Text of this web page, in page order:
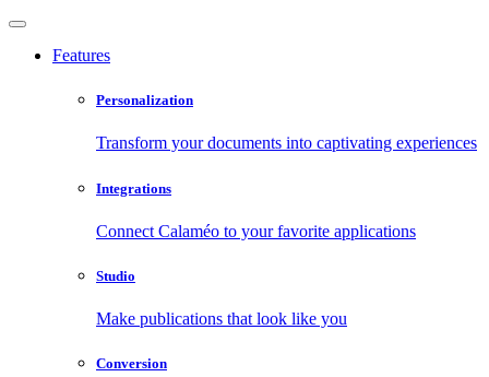
Features
Personalization
Transform your documents into captivating experiences
Integrations
Connect Calaméo to your favorite applications
Studio
Make publications that look like you
Conversion